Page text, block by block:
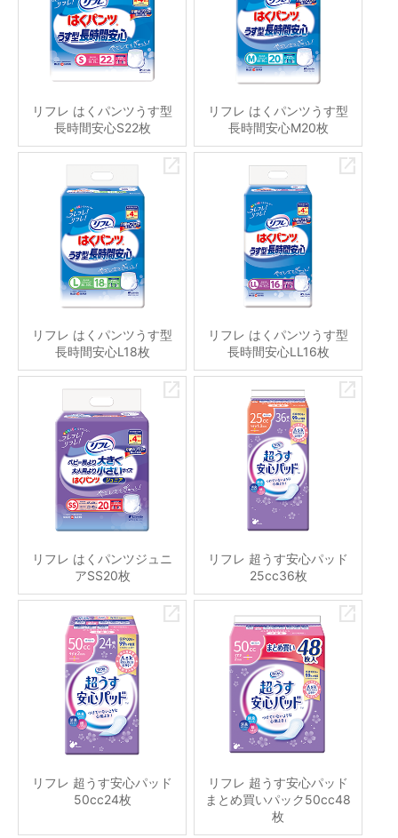
リフレ はくパンツうす型
長時間安心S22枚
リフレ はくパンツうす型
長時間安心M20枚
リフレ はくパンツうす型
長時間安心L18枚
リフレ はくパンツうす型
長時間安心LL16枚
リフレ はくパンツジュニ
アSS20枚
リフレ 超うす安心パッド
25cc36枚
リフレ 超うす安心パッド
50cc24枚
リフレ 超うす安心パッド
まとめ買いパック50cc48
枚